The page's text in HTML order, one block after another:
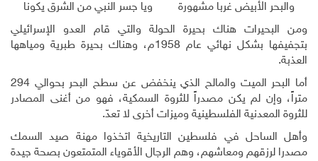
والبحر الأبيض غربا مشهورة ويا جسر النبي من الشرق يكونا
ومن البحيرات هناك بحيرة الحولة والتي قام العدو الإسرائيلي
بتجفيفها بشكل نهائي عام 1958م، وهناك بحيرة طبرية ومياهها
العذبة.
أما البحر الميت والمالح الذي ينخفض عن سطح البحر بحوالي 294
متراً، وإن لم يكن مصدراً للثروة السمكية، فهو من أغنى المصادر
للثروة المعدنية الفلسطينية وميزات أخرى لا تعدّ.
وأهل الساحل في فلسطين التاريخية اتخذوا مهنة صيد السمك
مصدرا لرزقهم ومعاشهم، وهم الرجال الأقوياء المتمتعون بصحة جيدة